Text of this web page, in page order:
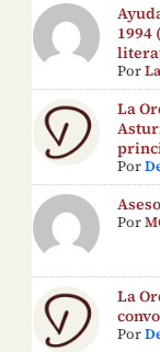
1994
Por
La
Por
Por
La
Por